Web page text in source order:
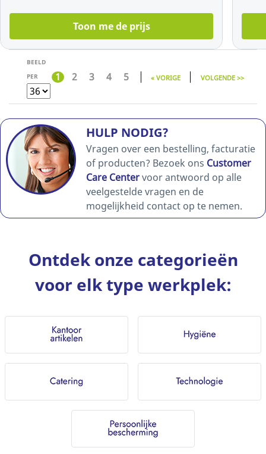
Toon me de prijs
BEELD
PER
1 2 3 4 5 « VORIGE VOLGENDE >>
HULP NODIG?
Vragen over een bestelling, facturatie
of producten? Bezoek ons Customer
Care Centervoor antwoord op alle
veelgestelde vragen en de
mogelijkheid contact op te nemen.
Ontdek onze categorieën
voor elk type werkplek: